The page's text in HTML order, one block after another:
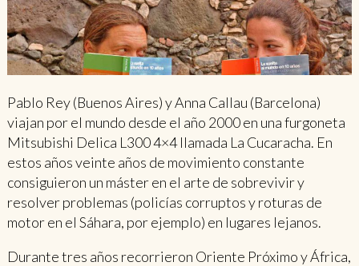
Pablo Rey (Buenos Aires) y Anna Callau (Barcelona)
viajan por el mundo desde el año 2000 en una furgoneta
Mitsubishi Delica L300 4×4 llamada La Cucaracha. En
estos años veinte años de movimiento constante
consiguieron un máster en el arte de sobrevivir y
resolver problemas (policías corruptos y roturas de
motor en el Sáhara, por ejemplo) en lugares lejanos.
Durante tres años recorrieron Oriente Próximo y África,